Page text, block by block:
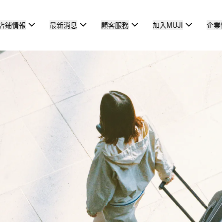
鋪情報 最新消息 顧客服務 加入MUJI 企